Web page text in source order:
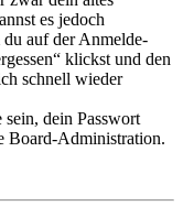
es jedoch
auf der Anmelde-
klickst und den
schnell wieder
dein Passwort
Board-Administration.